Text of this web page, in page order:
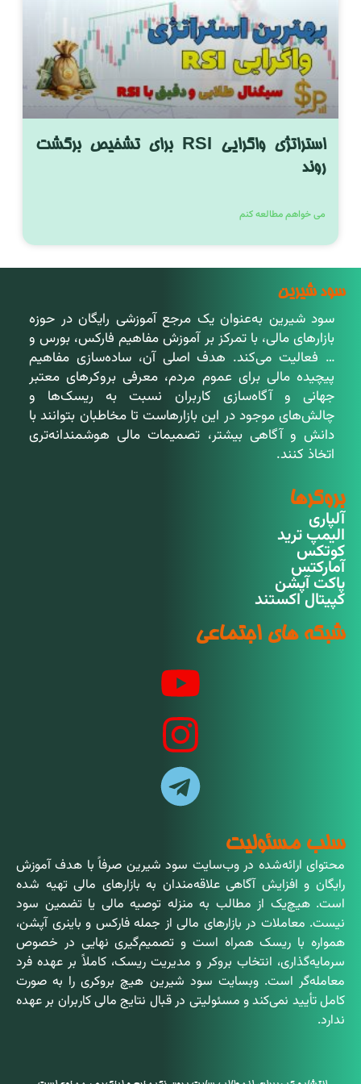
استراتژی واگرایی RSI برای تشخیص برگشت
روند
می خواهم مطالعه کنم
سود شیرین
سود شیرین به‌عنوان یک مرجع آموزشی رایگان در حوزه
بازارهای مالی، با تمرکز بر آموزش مفاهیم فارکس، بورس و
… فعالیت می‌کند. هدف اصلی آن، ساده‌سازی مفاهیم
پیچیده مالی برای عموم مردم، معرفی بروکرهای معتبر
جهانی و آگاه‌سازی کاربران نسبت به ریسک‌ها و
چالش‌های موجود در این بازارهاست تا مخاطبان بتوانند با
دانش و آگاهی بیشتر، تصمیمات مالی هوشمندانه‌تری
اتخاذ کنند.
بروکرها
آلپاری
الیمپ ترید
کوتکس
آمارکتس
پاکت آپشن
کپیتال اکستند
شبکه های اجتماعی
سلب مسئولیت
محتوای ارائه‌شده در وب‌سایت سود شیرین صرفاً با هدف آموزش
رایگان و افزایش آگاهی علاقه‌مندان به بازارهای مالی تهیه شده
است. هیچ‌یک از مطالب به منزله توصیه مالی یا تضمین سود
نیست. معاملات در بازارهای مالی از جمله فارکس و باینری آپشن،
همواره با ریسک همراه است و تصمیم‌گیری نهایی در خصوص
سرمایه‌گذاری، انتخاب بروکر و مدیریت ریسک، کاملاً بر عهده فرد
معامله‌گر است. وبسایت سود شیرین هیچ بروکری را به صورت
کامل تأیید نمی‌کند و مسئولیتی در قبال نتایج مالی کاربران بر عهده
ندارد.